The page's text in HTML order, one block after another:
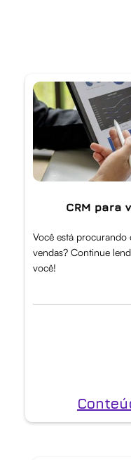
CRM para
Você está
vendas? Continue
você!